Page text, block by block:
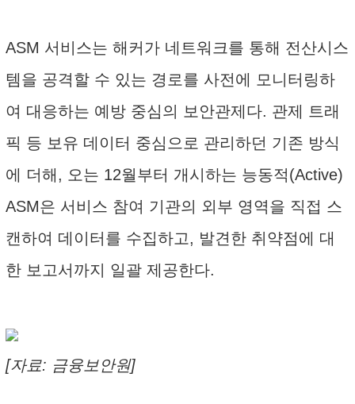
ASM 서비스는 해커가 네트워크를 통해 전산시스
템을 공격할 수 있는 경로를 사전에 모니터링하
여 대응하는 예방 중심의 보안관제다. 관제 트래
픽 등 보유 데이터 중심으로 관리하던 기존 방식
에 더해, 오는 12월부터 개시하는 능동적(Active)
ASM은 서비스 참여 기관의 외부 영역을 직접 스
캔하여 데이터를 수집하고, 발견한 취약점에 대
한 보고서까지 일괄 제공한다.
[자료: 금융보안원]